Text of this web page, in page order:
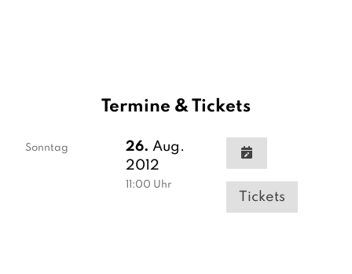
Termine & Tickets
Sonntag 26. Aug.
2012
11:00 Uhr
Tickets